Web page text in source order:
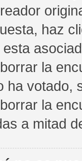
haz
la
ha votado,
la
a mitad